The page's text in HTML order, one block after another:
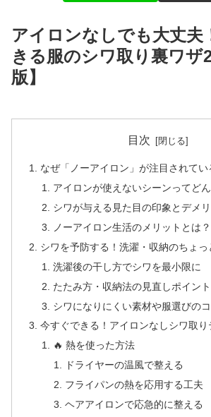
アイロンなしでも大丈夫
きる服のシワ取り裏ワザ
版】
目次
なぜ「ノーアイロン」が注目されてい
アイロンが使えないシーンってど
シワが与える見た目の印象とデメ
ノーアイロン生活のメリットとは？
シワを予防する！洗濯・収納のちょっ
洗濯後の干し方でシワを最小限に
たたみ方・収納法の見直しポイント
シワになりにくい素材や服選びの
今すぐできる！アイロンなしシワ取
🔥 熱を使った方法
ドライヤーの温風で整える
フライパンの熱を応用する工夫
ヘアアイロンで応急的に整える